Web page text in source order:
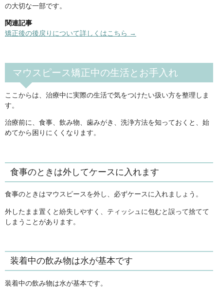
の大切な一部です。
関連記事
矯正後の後戻りについて詳しくはこちら →
マウスピース矯正中の生活とお手入れ
ここからは、治療中に実際の生活で気をつけたい扱い方を整理しま
す。
治療前に、食事、飲み物、歯みがき、洗浄方法を知っておくと、始
めてから困りにくくなります。
食事のときは外してケースに入れます
食事のときはマウスピースを外し、必ずケースに入れましょう。
外したまま置くと紛失しやすく、ティッシュに包むと誤って捨てて
しまうことがあります。
装着中の飲み物は水が基本です
装着中の飲み物は水が基本です。